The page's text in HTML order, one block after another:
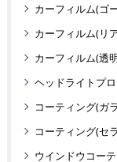
カーフィルム(ゴ
カーフィルム(リ
カーフィルム(透
ヘッドライトプ
コーティング(ガ
コーティング(セ
ウインドウコー